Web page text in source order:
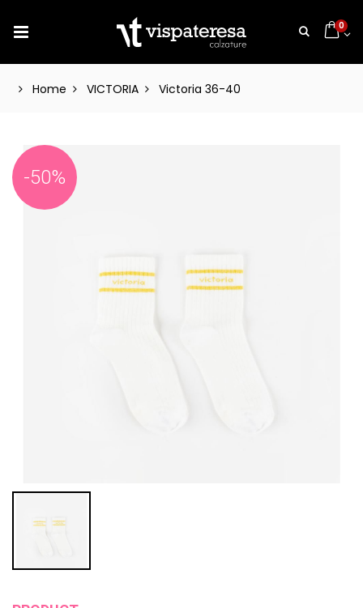
0
Home VICTORIA Victoria 36-40
-50%